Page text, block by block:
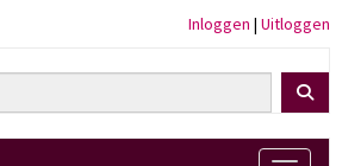
Inloggen | Uitloggen